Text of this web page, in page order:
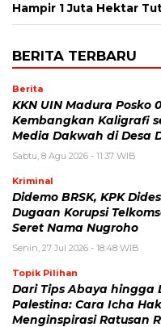
Hampir 1 Juta Hektar
BERITA TERBARU
Berita
KKN UIN Madura Posko
Kembangkan Kaligrafi
Media Dakwah di Desa
Sabtu, 8 Agu 2026 - 11:37 WIB
Kriminal
Didemo BRSK, KPK
Dugaan Korupsi
Seret Nama Nugroho
Senin, 27 Jul 2026 - 18:48 WIB
Topik Pilihan
Dari Tips Abaya hingga
Palestina: Cara Icha
Menginspirasi Ratusan